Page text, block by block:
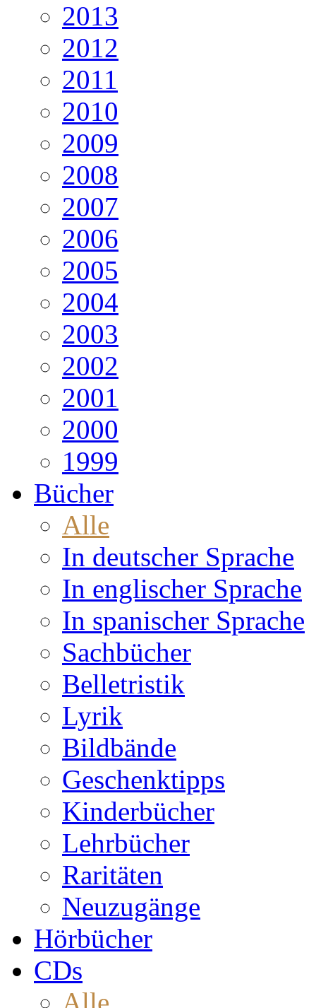
2013
2012
2011
2010
2009
2008
2007
2006
2005
2004
2003
2002
2001
2000
1999
Bücher
Alle
In deutscher Sprache
In englischer Sprache
In spanischer Sprache
Sachbücher
Belletristik
Lyrik
Bildbände
Geschenktipps
Kinderbücher
Lehrbücher
Raritäten
Neuzugänge
Hörbücher
CDs